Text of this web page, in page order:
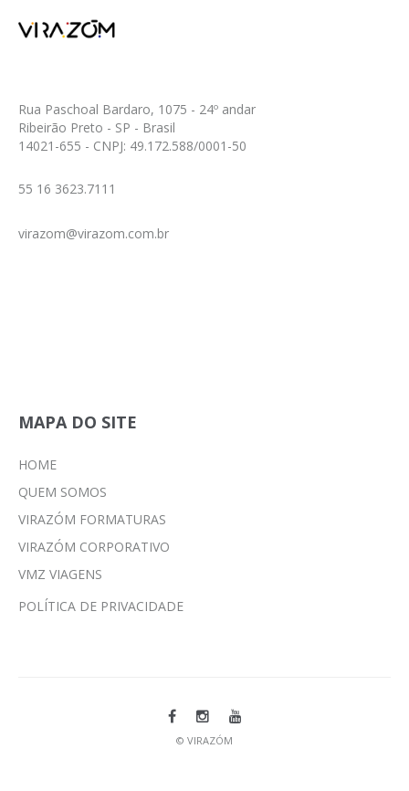
Rua Paschoal Bardaro, 1075 - 24º andar
Ribeirão Preto - SP - Brasil
14021-655 - CNPJ: 49.172.588/0001-50
55 16 3623.7111
virazom@virazom.com.br
MAPA DO SITE
HOME
QUEM SOMOS
VIRAZÓM FORMATURAS
VIRAZÓM CORPORATIVO
VMZ VIAGENS
POLÍTICA DE PRIVACIDADE
© VIRAZÓM